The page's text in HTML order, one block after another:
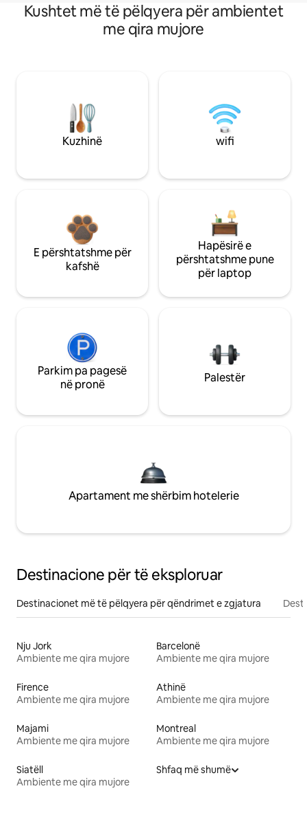
Kushtet më të pëlqyera për ambientet
me qira mujore
Kuzhinë wifi
E përshtatshme për
kafshë
Hapësirë e
përshtatshme pune
për laptop
Parkim pa pagesë
në pronë
Palestër
Apartament me shërbim hotelerie
Destinacione për të eksploruar
Destinacionet më të pëlqyera për qëndrimet e zgjatura
Nju Jork
Ambiente me qira mujore
Barcelonë
Ambiente me qira mujore
Firence
Ambiente me qira mujore
Athinë
Ambiente me qira mujore
Majami
Ambiente me qira mujore
Montreal
Ambiente me qira mujore
Siatëll
Ambiente me qira mujore
Shfaq më shumë